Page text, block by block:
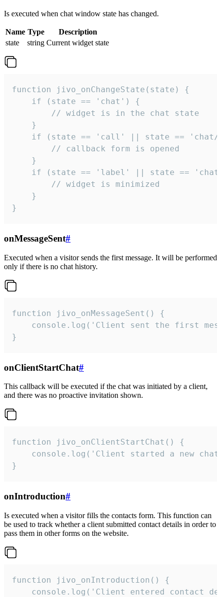
Is executed when chat window state has changed.
Name Type
Description
state
string Current widget state
function jivo_onChangeState(state) {
    if (state == 'chat') {
        // widget is in the chat state
    }
if (state == 'call' || state ==
        // callback form is opened
    }
if (state == 'label' || state ==
        // widget is minimized
    }
}
onMessageSent#
Executed when a visitor sends the first message. It will be performed
only if there is no chat history.
function jivo_onMessageSent() {
console.log('Client sent the first
}
onClientStartChat#
This callback will be executed if the chat was initiated by a client,
and there was no proactive invitation shown.
function jivo_onClientStartChat() {
console.log('Client started a new
}
onIntroduction#
Is executed when a visitor fills the contacts form. This function can
be used to track whether a client submitted contact details in order to
pass them in other forms on the website.
function jivo_onIntroduction() {
console.log('Client entered contact